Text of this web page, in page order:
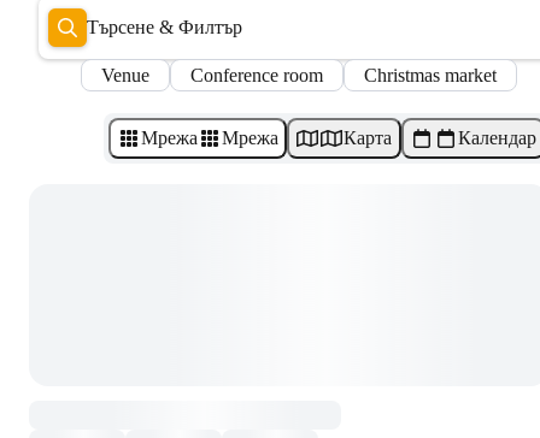
Търсене & Филтър
Venue Conference room Christmas market
Мрежа Мрежа Карта Календар